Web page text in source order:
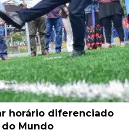
horário diferenciado
Mundo